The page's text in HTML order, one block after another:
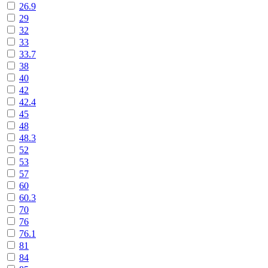
26.9
29
32
33
33.7
38
40
42
42.4
45
48
48.3
52
53
57
60
60.3
70
76
76.1
81
84